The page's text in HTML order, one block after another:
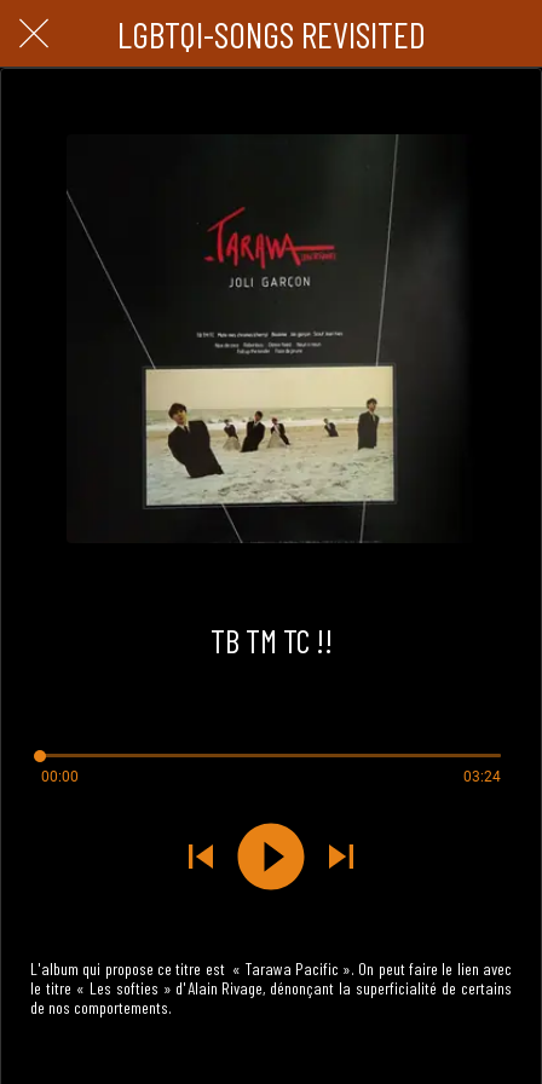
LGBTQI-SONGS REVISITED
TB TM TC !!
00:00 03:24
L'album qui propose ce titre est « Tarawa Pacific ». On peut faire le lien avec
le titre « Les softies » d'Alain Rivage, dénonçant la superficialité de certains
de nos comportements.